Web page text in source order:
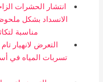
انتشار الحشرات الزاحفة
الانسداد بشكل ملحوظ
مناسبة لتكاثر
التعرض لانهيار تام
تسربات المياه في أساس